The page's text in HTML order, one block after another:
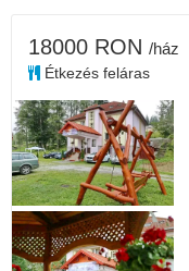
18000 RON /ház
Étkezés feláras